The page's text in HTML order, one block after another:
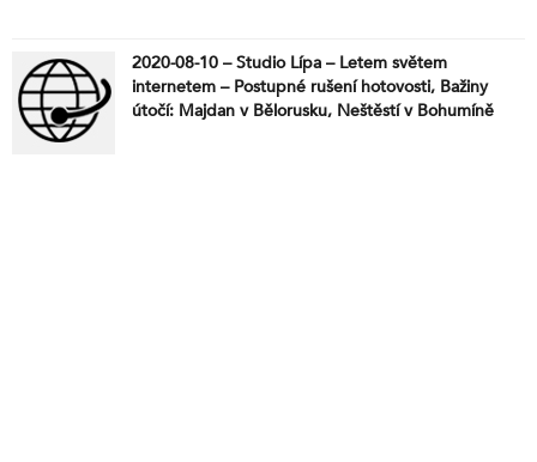
2020-08-10 – Studio Lípa – Letem světem
internetem – Postupné rušení hotovosti, Bažiny
útočí: Majdan v Bělorusku, Neštěstí v Bohumíně